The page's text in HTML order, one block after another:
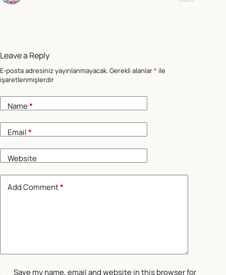
Leave a Reply
E-posta adresiniz yayınlanmayacak.Gerekli alanlar* ile
işaretlenmişlerdir
Name*
Email*
Website
Add Comment*
Save my name, email and website in this browser for